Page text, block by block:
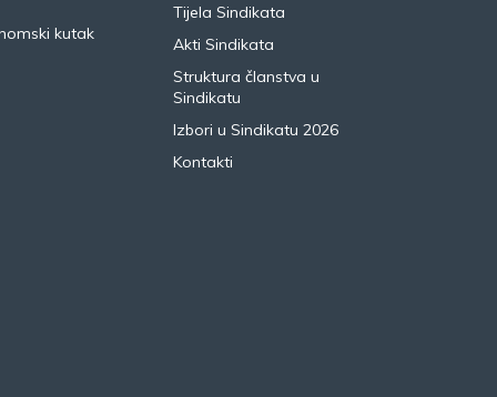
kutak
Tijela Sindikata
Akti Sindikata
Struktura članstva u
Sindikatu
Izbori u Sindikatu 2026
Kontakti